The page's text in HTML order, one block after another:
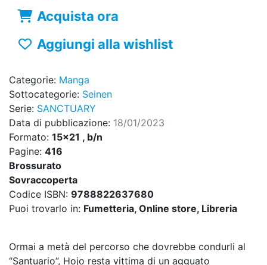
Acquista ora
Aggiungi alla wishlist
Categorie: Manga
Sottocategorie: Seinen
Serie: SANCTUARY
Data di pubblicazione: 18/01/2023
Formato: 15x21 , b/n
Pagine: 416
Brossurato
Sovraccoperta
Codice ISBN: 9788822637680
Puoi trovarlo in: Fumetteria, Online store, Libreria
Ormai a metà del percorso che dovrebbe condurli al
“Santuario”, Hojo resta vittima di un agguato